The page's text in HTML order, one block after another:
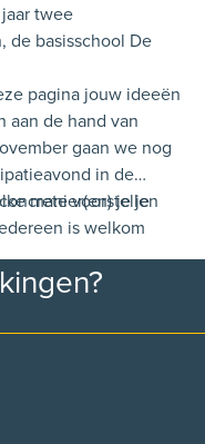
twee
de basisschool De
pagina jouw ideeën
aan de hand van
gaan we nog
in de
voorstellen
is welkom
stipt om 19.30 uur.
Inschrijven kan
het projectgebied
als ze zich
manier(en) je je